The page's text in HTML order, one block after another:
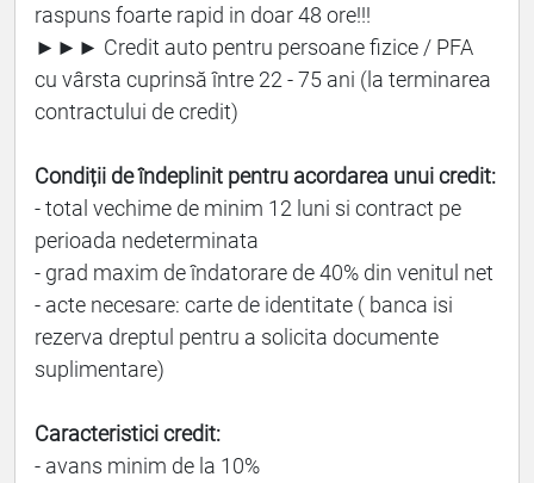
raspuns foarte rapid in doar 48 ore!!!
►►► Credit auto pentru persoane fizice / PFA
cu vârsta cuprinsă între 22 - 75 ani (la terminarea
contractului de credit)
Condiții de îndeplinit pentru acordarea unui credit:
- total vechime de minim 12 luni si contract pe
perioada nedeterminata
- grad maxim de îndatorare de 40% din venitul net
- acte necesare: carte de identitate ( banca isi
rezerva dreptul pentru a solicita documente
suplimentare)
Caracteristici credit:
- avans minim de la 10%